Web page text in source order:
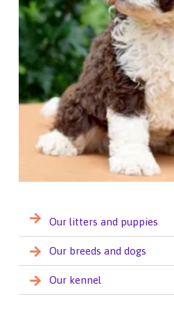
Our litters and puppies
Our breeds and dogs
Our kennel